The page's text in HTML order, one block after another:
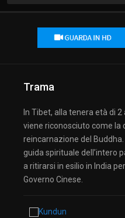
Trama
In Tibet, alla tenera età di
viene riconosciuto come la
reincarnazione del
guida spirituale dell’intero
a ritirarsi in esilio in India
Governo Cinese.